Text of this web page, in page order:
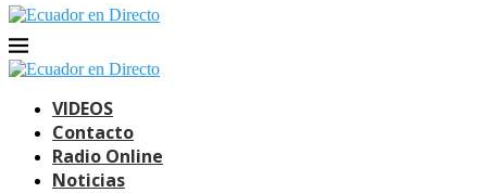
VIDEOS
Contacto
Radio Online
Noticias